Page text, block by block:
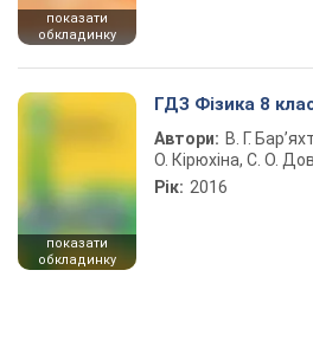
показати
обкладинку
показати
обкладинку
ГДЗ Фізика 8
Автори: В. Г.
О. Кірюхіна, С. О.
Рік: 2016